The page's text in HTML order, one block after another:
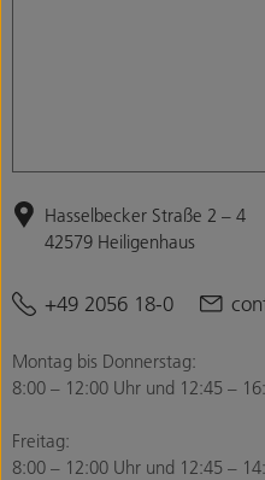
Hasselbecker Straße 2 – 4
42579 Heiligenhaus
+49 2056 18-0
Montag bis Donnerstag:
8:00 – 12:00 Uhr und 12:45 –
Freitag:
8:00 – 12:00 Uhr und 12:45 –